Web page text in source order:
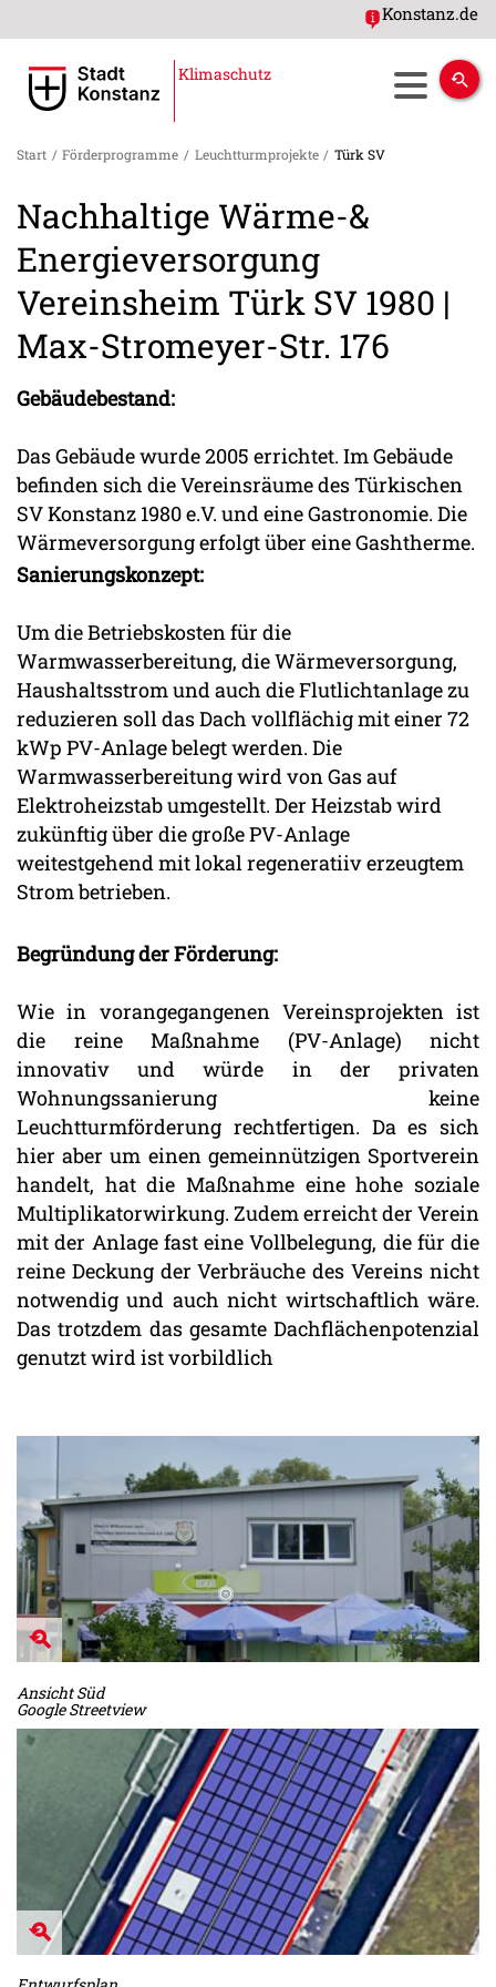
Konstanz.de
Klimaschutz
Start / Förderprogramme / Leuchtturmprojekte / Türk SV
Nachhaltige Wärme-&
Energieversorgung
Vereinsheim Türk SV 1980 |
Max-Stromeyer-Str. 176
Gebäudebestand:
Das Gebäude wurde 2005 errichtet. Im Gebäude
befinden sich die Vereinsräume des Türkischen
SV Konstanz 1980 e.V. und eine Gastronomie. Die
Wärmeversorgung erfolgt über eine Gashtherme.
Sanierungskonzept:
Um die Betriebskosten für die
Warmwasserbereitung, die Wärmeversorgung,
Haushaltsstrom und auch die Flutlichtanlage zu
reduzieren soll das Dach vollflächig mit einer 72
kWp PV-Anlage belegt werden. Die
Warmwasserbereitung wird von Gas auf
Elektroheizstab umgestellt. Der Heizstab wird
zukünftig über die große PV-Anlage
weitestgehend mit lokal regeneratiiv erzeugtem
Strom betrieben.
Begründung der Förderung:
Wie in vorangegangenen Vereinsprojekten ist
die reine Maßnahme (PV-Anlage) nicht
innovativ und würde in der privaten
Wohnungssanierung keine
Leuchtturmförderung rechtfertigen. Da es sich
hier aber um einen gemeinnützigen Sportverein
handelt, hat die Maßnahme eine hohe soziale
Multiplikatorwirkung. Zudem erreicht der Verein
mit der Anlage fast eine Vollbelegung, die für die
reine Deckung der Verbräuche des Vereins nicht
notwendig und auch nicht wirtschaftlich wäre.
Das trotzdem das gesamte Dachflächenpotenzial
genutzt wird ist vorbildlich
Ansicht Süd
Google Streetview